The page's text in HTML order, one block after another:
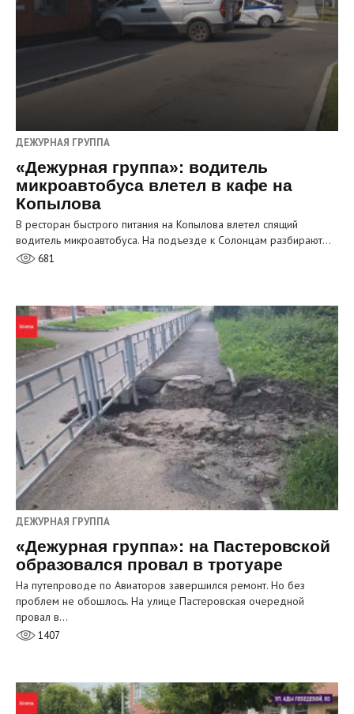
ДЕЖУРНАЯ ГРУППА
«Дежурная группа»: водитель
микроавтобуса влетел в кафе на
Копылова
В ресторан быстрого питания на Копылова влетел спящий
водитель микроавтобуса. На подъезде к Солонцам разбирают…
681
ДЕЖУРНАЯ ГРУППА
«Дежурная группа»: на Пастеровской
образовался провал в тротуаре
На путепроводе по Авиаторов завершился ремонт. Но без
проблем не обошлось. На улице Пастеровская очередной
провал в…
1407